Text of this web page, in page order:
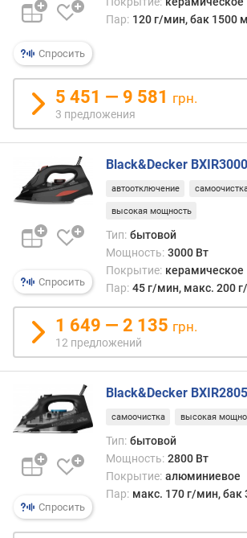
д
т
е
о
л
е
н
и
я
о
к
о
л
и
ч
с
т
у
п
е
д
Спросить
Пар: 120 г/мин, бак 1500
5 451 — 9 581 грн.
3 предложения
Спросить
Black&Decker
автоотключение
высокая мощность
Тип: бытовой
Мощность: 3000 Вт
Покрытие: керамическое
Пар: 45 г/мин, макс. 200
1 649 — 2 135 грн.
12 предложений
Спросить
Black&Decker
самоочистка высокая
Тип: бытовой
Мощность: 2800 Вт
Покрытие: алюминиевое
Пар: макс. 170 г/мин, бак